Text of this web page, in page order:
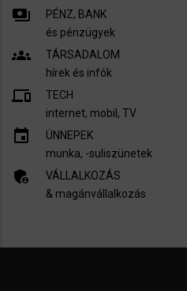
payments
PÉNZ, BANK
és pénzügyek
groups
TÁRSADALOM
hírek és infók
devices
TECH
internet, mobil, TV​
insert_invitation
ÜNNEPEK
munka, -suliszünetek
admin_panel_settings
VÁLLALKOZÁS
& magánvállalkozás